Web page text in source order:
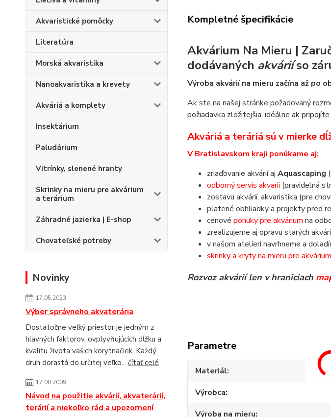
Akvaristické pomôcky
Literatúra
Morská akvaristika
Nanoakvaristika a krevety
Akváriá a komplety
Insektárium
Paludárium
Vitrínky, slenené hranty
Skrinky na mieru pre akvárium
a terárium
Záhradné jazierka | E-shop
Chovateľské potreby
Novinky
17.05.2023
Výber správneho akvaterária
Dostatočne veľký priestor je jedným z
hlavných faktorov, ovplyvňujúcich dĺžku a
kvalitu života vašich korytnačiek. Každý
druh dorastá do určitej veľko... čítať celé
17.08.2009
Návod na použitie akvárií, akvaterárií,
terárií a niekoľko rád a upozornení
Kompletné špecifikácie
Akvárium Na Mieru |
dodávaných akváriíso
Výroba akvárií na mieru začína až po
Ak ste na našej stránke požadovaný
požiadavka zložitejšia, idéálne ak
Akváriá a teráriá sú v mierke
V Bratislavskom kraji ponúkame aj:
zriaďovanie akvárií aj Aquascaping
odborný servis akvarií(pravidelná
zostavu akvárií, akvaristika (pre
platené obhliadky a projekty pred
cenové ponuky pre akvárium na
zrealizujeme aj opravu starých
v našom atelíeri navrhneme a
skrinky a kryty na mieru pre akvárium
Rozvoz akvárií len v hraniciach
Parametre
Materiál
Výrobca
Výroba na mieru